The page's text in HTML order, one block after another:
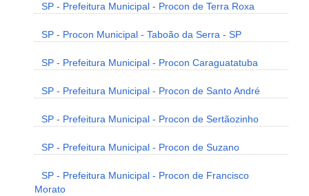
SP - Prefeitura Municipal - Procon de Terra Roxa
SP - Procon Municipal - Taboão da Serra - SP
SP - Prefeitura Municipal - Procon Caraguatatuba
SP - Prefeitura Municipal - Procon de Santo André
SP - Prefeitura Municipal - Procon de Sertãozinho
SP - Prefeitura Municipal - Procon de Suzano
SP - Prefeitura Municipal - Procon de Francisco
Morato